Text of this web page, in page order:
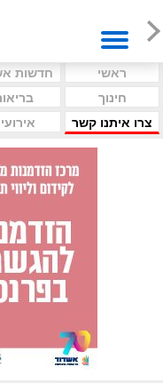
ראשי חדשות
חינוך
צרו איתנו קשר